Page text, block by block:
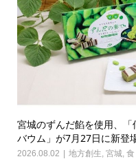
宮城のずんだ餡を使用、
バウム」が7月27日に新登
2026.08.02 地方創生 宮城